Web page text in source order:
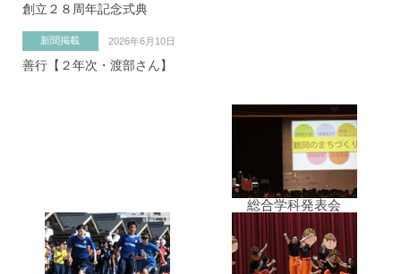
創立２８周年記念式典
新聞掲載 2026年6月10日
善行【２年次・渡部さん】
総合学科発表会